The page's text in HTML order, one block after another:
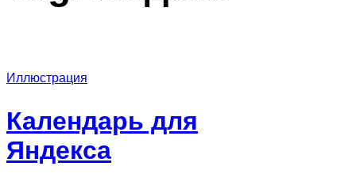
Иллюстрация
Календарь для
Яндекса